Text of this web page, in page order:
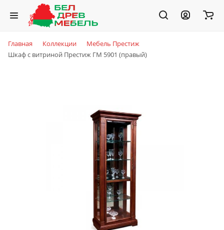
Главная Коллекции
Мебель Престиж
Шкаф с витриной Престиж ГМ 5901 (правый)